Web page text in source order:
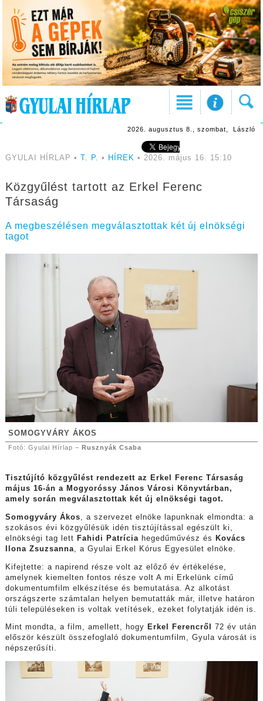
2026. augusztus 8., szombat, László
GYULAI HÍRLAP • T. P. • HÍREK • 2026. május 16. 15:10
Közgyűlést tartott az Erkel Ferenc
Társaság
A megbeszélésen megválasztottak két új elnökségi
tagot
SOMOGYVÁRY ÁKOS
Fotó: Gyulai Hírlap – Rusznyák Csaba
Tisztújító közgyűlést rendezett az Erkel Ferenc Társaság
május 16-án a Mogyoróssy János Városi Könyvtárban,
amely során megválasztottak két új elnökségi tagot.
Somogyváry Ákos, a szervezet elnöke lapunknak elmondta: a
szokásos évi közgyűlésük idén tisztújítással egészült ki,
elnökségi tag lett Fahidi Patrícia hegedűművész és
Kovács
Ilona Zsuzsanna, a Gyulai Erkel Kórus Egyesület elnöke.
Kifejtette: a napirend része volt az előző év értékelése,
amelynek kiemelten fontos része volt A mi Erkelünk című
dokumentumfilm elkészítése és bemutatása. Az alkotást
országszerte számtalan helyen bemutatták már, illetve határon
túli településeken is voltak vetítések, ezeket folytatják idén is.
Mint mondta, a film, amellett, hogy Erkel Ferencről
72 év után
először készült összefoglaló dokumentumfilm, Gyula városát is
népszerűsíti.